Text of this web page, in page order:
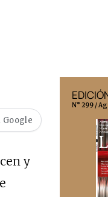
y
N° 299 /